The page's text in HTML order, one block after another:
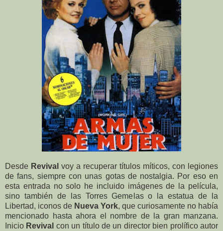
Desde Revival voy a recuperar títulos míticos, con legiones
de fans, siempre con unas gotas de nostalgia. Por eso en
esta entrada no solo he incluido imágenes de la película,
sino también de las Torres Gemelas o la estatua de la
Libertad, iconos de Nueva York, que curiosamente no había
mencionado hasta ahora el nombre de la gran manzana.
Inicio Revival con un título de un director bien prolífico autor